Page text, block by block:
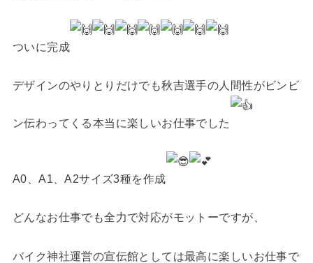
ついに完成
デザインのやりとりだけでも秋吉選手の人間性がビンビ
ン伝わってくる本当に楽しいお仕事でした
A0、A1、A2サイズ3種を作成
どんなお仕事でも全力で対応がモットーですが、
バイク神社運営の宣伝館としては最高に楽しいお仕事で